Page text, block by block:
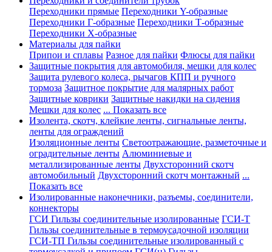
Переходники прямые Переходники Y-образные
Переходники Г-образные Переходники Т-образные
Переходники Х-образные
Материалы для пайки
Припои и сплавы Разное для пайки Флюсы для пайки
Защитные покрытия для автомобиля, мешки для колес
Защита рулевого колеса, рычагов КПП и ручного
тормоза Защитное покрытие для малярных работ
Защитные коврики Защитные накидки на сидения
Мешки для колес ... Показать все
Изолента, скотч, клейкие ленты, сигнальные ленты,
ленты для ограждений
Изоляционные ленты Светоотражающие, разметочные и
оградительные ленты Алюминиевые и
металлизированные ленты Двухсторонний скотч
автомобильный Двухсторонний скотч монтажный ...
Показать все
Изолированные наконечники, разъемы, соединители,
коннекторы
ГСИ Гильзы соединительные изолированные ГСИ-Т
Гильзы соединительные в термоусадочной изоляции
ГСИ-ТП Гильзы соединительные изолированный с